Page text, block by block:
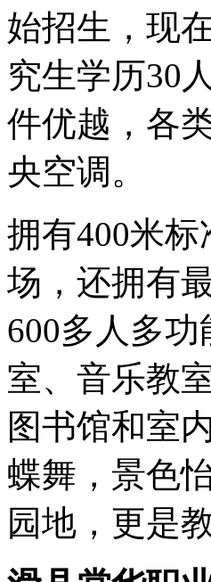
始招生，现
究生学历30
件优越，各
央空调。
拥有400米
场，还拥有
600多人多
室、音乐教
图书馆和室
蝶舞，景色
园地，更是